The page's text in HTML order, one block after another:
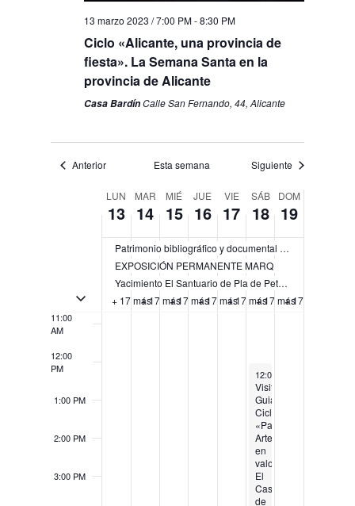
13 marzo 2023 / 7:00 PM-8:30 PM
Ciclo «Alicante, una provincia de
fiesta». La Semana Santa en la
provincia de Alicante
Casa BardínCalle San Fernando, 44, Alicante
Anterior Esta semana Siguiente
Semana
LUN
13
MAR
14
MIÉ
15
JUE
16
VIE
17
SÁB
18
DOM
19
Activar/Desactivar eventos de múltiples días
Patrimonio bibliográfico y documental del Instituto Alicantino de Cultura Juan Gil-Albert (IAC)
EXPOSICIÓN PERMANENTE MARQ
Yacimiento El Santuario de Pla de Petracos
+ 17 más+ 17 más+ 17 más+ 17 más+ 17 más+ 17 más+ 17 más
3:00 AM
4:00 AM
7:00 AM
11:00
AM
12:00
PM
1:00 PM
2:00 PM
3:00 PM
March 18, 2023
12:00 PM
Visita
Guiada.
Ciclo
«Patrimonio.
Arte
en
valor»:
El
Castillo
de